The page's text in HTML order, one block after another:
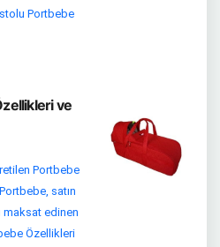
Portbebe
ve
Portbebe
satın
maksat edinen
Özellikleri